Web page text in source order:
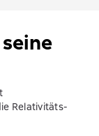
Relativitäts-